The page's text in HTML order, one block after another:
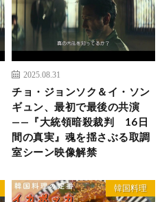
2025.08.31
チョ・ジョンソク＆イ・ソン
ギュン、最初で最後の共演
——『大統領暗殺裁判 16日
間の真実』魂を揺さぶる取調
室シーン映像解禁
韓国料理